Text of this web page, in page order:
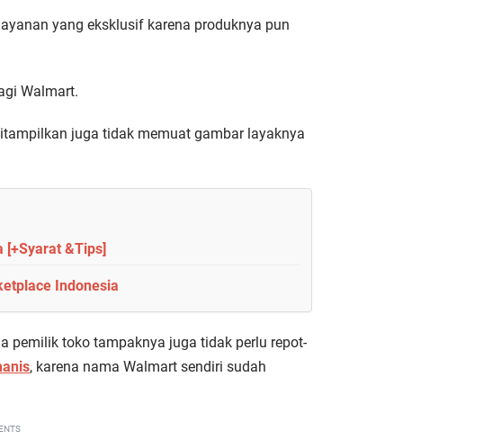
yang eksklusif karena produknya pun
Walmart.
juga tidak memuat gambar layaknya
[+Syarat &Tips]
Indonesia
pemilik toko tampaknya juga tidak perlu repot-
, karena nama Walmart sendiri sudah